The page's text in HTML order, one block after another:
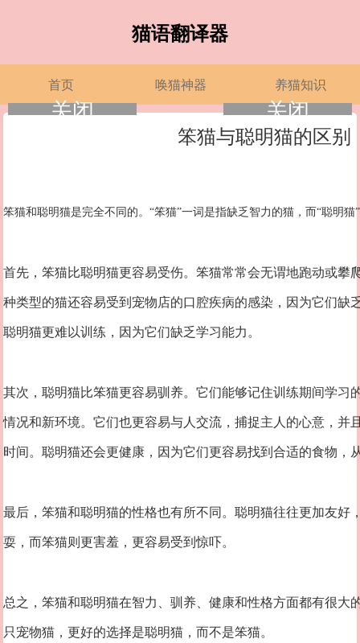
猫语翻译器
首页 唤猫神器 养猫知识
笨猫与聪明猫的区别
笨猫和聪明猫是完全不同的。“笨猫”一词是指缺乏智力的猫，而“聪明
首先，笨猫比聪明猫更容易受伤。笨猫常常会无谓地跑动或攀
种类型的猫还容易受到宠物店的口腔疾病的感染，因为它们缺
聪明猫更难以训练，因为它们缺乏学习能力。
其次，聪明猫比笨猫更容易驯养。它们能够记住训练期间学习
情况和新环境。它们也更容易与人交流，捕捉主人的心意，并
时间。聪明猫还会更健康，因为它们更容易找到合适的食物，
最后，笨猫和聪明猫的性格也有所不同。聪明猫往往更加友好
耍，而笨猫则更害羞，更容易受到惊吓。
总之，笨猫和聪明猫在智力、驯养、健康和性格方面都有很大
只宠物猫，更好的选择是聪明猫，而不是笨猫。
关闭 关闭